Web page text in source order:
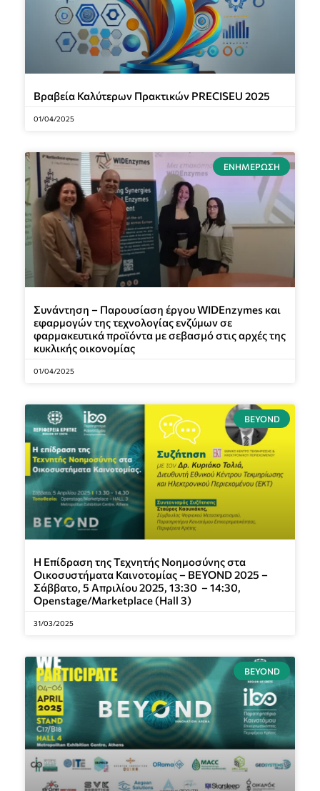
Βραβεία Καλύτερων Πρακτικών PRECISEU 2025
01/04/2025
ΕΝΗΜΈΡΩΣΗ
Συνάντηση – Παρουσίαση έργου WIDEnzymes και
εφαρμογών της τεχνολογίας ενζύμων σε
φαρμακευτικά προϊόντα με σεβασμό στις αρχές της
κυκλικής οικονομίας
01/04/2025
BEYOND
Η Επίδραση της Τεχνητής Νοημοσύνης στα
Οικοσυστήματα Καινοτομίας – BEYOND 2025 –
Σάββατο, 5 Απριλίου 2025, 13:30 – 14:30,
Openstage/Marketplace (Hall 3)
31/03/2025
BEYOND